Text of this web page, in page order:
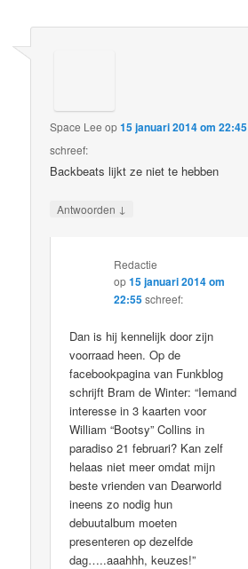
Space Lee op15 januari 2014 om 22:45
schreef:
Backbeats lijkt ze niet te hebben
Antwoorden ↓
Redactie
op15 januari 2014 om
22:55schreef:
Dan is hij kennelijk door zijn
voorraad heen. Op de
facebookpagina van Funkblog
schrijft Bram de Winter: “Iemand
interesse in 3 kaarten voor
William “Bootsy” Collins in
paradiso 21 februari? Kan zelf
helaas niet meer omdat mijn
beste vrienden van Dearworld
ineens zo nodig hun
debuutalbum moeten
presenteren op dezelfde
dag…..aaahhh, keuzes!”